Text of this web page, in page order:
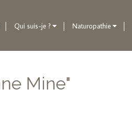
Qui suis-je ? Naturopathie
Mine"